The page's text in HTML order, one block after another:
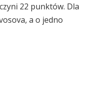
22 punktów. Dla
a o jedno